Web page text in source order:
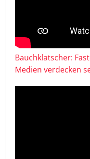
Bauchklatscher:
Medien verdecken